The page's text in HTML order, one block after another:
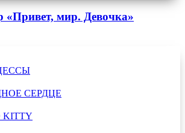
СЕРДЦЕ
KITTY
мир. Девочка»